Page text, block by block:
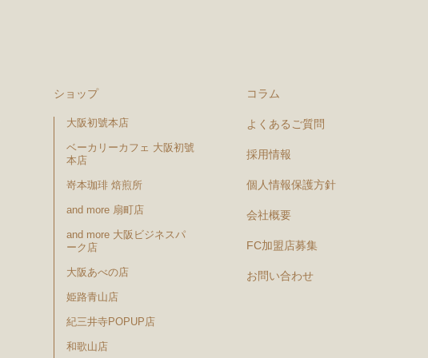
ショップ
大阪初號本店
ベーカリーカフェ 大阪初號
本店
嵜本珈琲 焙煎所
and more 扇町店
and more 大阪ビジネスパ
ーク店
大阪あべの店
姫路青山店
紀三井寺POPUP店
和歌山店
コラム
よくあるご質問
採用情報
個人情報保護方針
会社概要
FC加盟店募集
お問い合わせ